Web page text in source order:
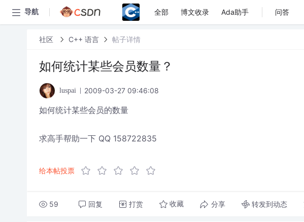
导航 全部 博文收录 Ada助手 问答
社区 C++ 语言 帖子详情
如何统计某些会员数量？
luspai 2009-03-27 09:46:08
如何统计某些会员的数量
求高手帮助一下 QQ 158722835
给本帖投票
59 回复 打赏 收藏 分享 转发到动态